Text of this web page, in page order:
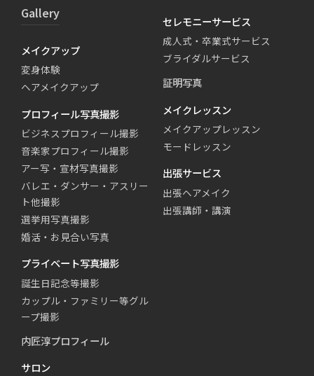
Gallery
メイクアップ
変身体験
ヘアメイクアップ
プロフィール写真撮影
ビジネスプロフィール撮影
音楽家プロフィール撮影
アー写・宣材写真撮影
バレエ・ダンサー・アスリー
ト他撮影
選挙用写真撮影
婚活・お見合い写真
プライベート写真撮影
誕生日記念等撮影
カップル・ファミリー等グル
ープ撮影
セレモニーサービス
成人式・卒業式サービス
ブライダルサービス
証明写真
メイクレッスン
メイクアップレッスン
モードレッスン
出張サービス
出張ヘアメイク
出張講師・講演
内匠淳プロフィール
サロン